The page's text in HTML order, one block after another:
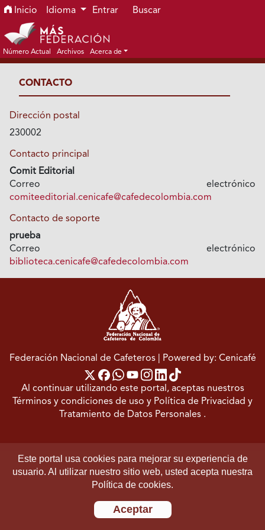
Ir al menú de navegación principal
Ir al contenido principal
Ir al pie de página del sitio
Inicio Idioma Entrar Buscar
Número Actual Archivos Acerca de
CONTACTO
Dirección postal
230002
Contacto principal
Comit Editorial
Correo electrónico
comiteeditorial.cenicafe@cafedecolombia.com
Contacto de soporte
prueba
Correo electrónico
biblioteca.cenicafe@cafedecolombia.com
Este portal usa cookies para mejorar su experiencia de
usuario. Al utilizar nuestro sitio web, usted acepta nuestra
Política de cookies.
Aceptar
Federación Nacional de Cafeteros | Powered by: Cenicafé
Al continuar utilizando este portal, aceptas nuestros
Términos y condiciones de uso y Política de Privacidad y
Tratamiento de Datos Personales .